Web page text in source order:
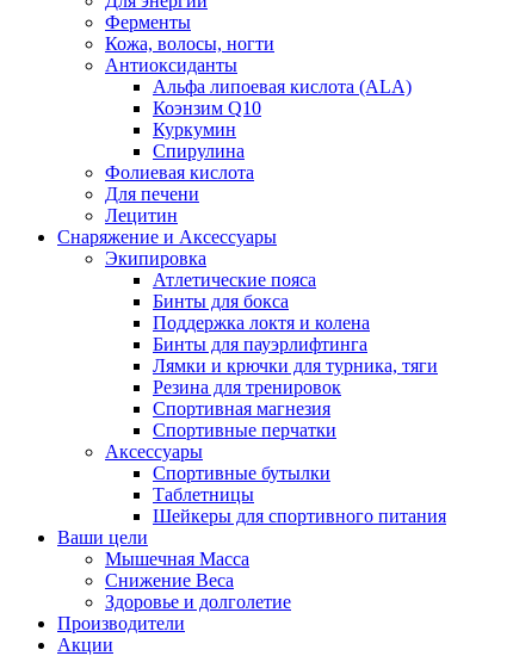
Ферменты
Кожа, волосы, ногти
Антиоксиданты
Альфа липоевая кислота (ALA)
Коэнзим Q10
Куркумин
Спирулина
Фолиевая кислота
Для печени
Лецитин
Снаряжение и Аксессуары
Экипировка
Атлетические пояса
Бинты для бокса
Поддержка локтя и колена
Бинты для пауэрлифтинга
Лямки и крючки для турника, тяги
Резина для тренировок
Спортивная магнезия
Спортивные перчатки
Аксессуары
Спортивные бутылки
Таблетницы
Шейкеры для спортивного питания
Ваши цели
Мышечная Масса
Снижение Веса
Здоровье и долголетие
Производители
Акции